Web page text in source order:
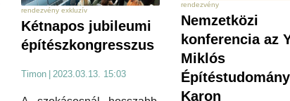
rendezvény exkluzív
Kétnapos jubileumi
építészkongresszus
Timon 2023.03.13. 15:03
rendezvény
Nemzetközi
konferencia az
Miklós
Karon